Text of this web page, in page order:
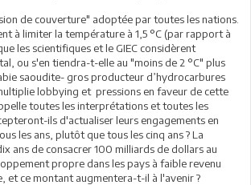
de couverture" adoptée par toutes les nations.
à limiter la température à 1,5 °C (par rapport à
les scientifiques et le GIEC considèrent
ou s'en tiendra-t-elle au "moins de 2 °C" plus
saoudite- gros producteur d’hydrocarbures
lobbying et pressions en faveur de cette
toutes les interprétations et toutes les
ils d'actualiser leurs engagements en
les ans, plutôt que tous les cinq ans ? La
ans de consacrer 100 milliards de dollars au
propre dans les pays à faible revenu
et ce montant augmentera-t-il à l'avenir ?